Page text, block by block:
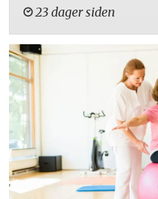
23 dager siden